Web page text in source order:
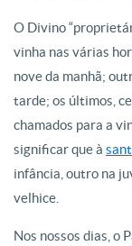
O Divino
vinha nas várias
nove da manhã;
tarde; os últimos,
chamados para a
significar que à
infância, outro na
velhice.
Nos nossos dias, o